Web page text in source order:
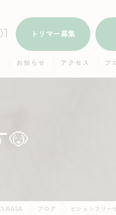
トリマー募集
お知らせ
子犬情報
ギャラリー（お母さん）
アクセス ブ
🐶
RASA ブログ ビションフリー